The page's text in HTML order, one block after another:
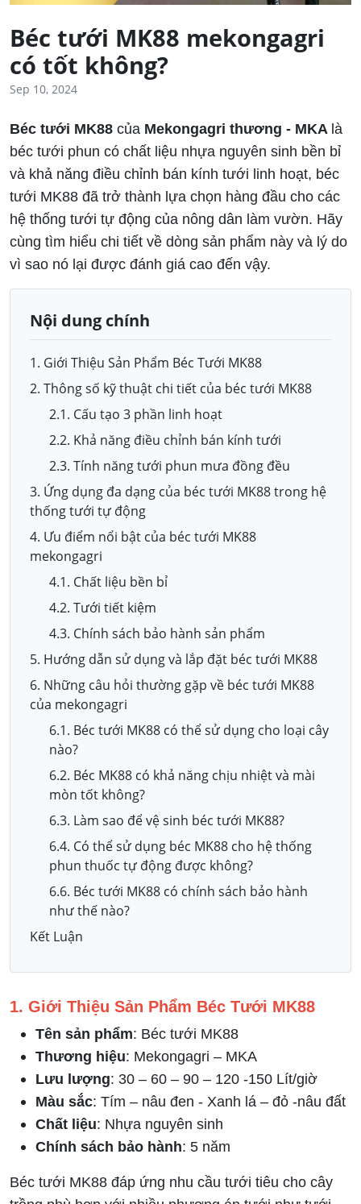
Béc tưới MK88 mekongagri
có tốt không?
Sep 10, 2024
Béc tưới MK88 của Mekongagri thương - MKA là
béc tưới phun có chất liệu nhựa nguyên sinh bền bỉ
và khả năng điều chỉnh bán kính tưới linh hoạt, béc
tưới MK88 đã trở thành lựa chọn hàng đầu cho các
hệ thống tưới tự động của nông dân làm vườn. Hãy
cùng tìm hiểu chi tiết về dòng sản phẩm này và lý do
vì sao nó lại được đánh giá cao đến vậy.
Nội dung chính
1. Giới Thiệu Sản Phẩm Béc Tưới MK88
2. Thông số kỹ thuật chi tiết của béc tưới MK88
2.1. Cấu tạo 3 phần linh hoạt
2.2. Khả năng điều chỉnh bán kính tưới
2.3. Tính năng tưới phun mưa đồng đều
3. Ứng dụng đa dạng của béc tưới MK88 trong hệ
thống tưới tự động
4. Ưu điểm nổi bật của béc tưới MK88
mekongagri
4.1. Chất liệu bền bỉ
4.2. Tưới tiết kiệm
4.3. Chính sách bảo hành sản phẩm
5. Hướng dẫn sử dụng và lắp đặt béc tưới MK88
6. Những câu hỏi thường gặp về béc tưới MK88
của mekongagri
6.1. Béc tưới MK88 có thể sử dụng cho loại cây
nào?
6.2. Béc MK88 có khả năng chịu nhiệt và mài
mòn tốt không?
6.3. Làm sao để vệ sinh béc tưới MK88?
6.4. Có thể sử dụng béc MK88 cho hệ thống
phun thuốc tự động được không?
6.6. Béc tưới MK88 có chính sách bảo hành
như thế nào?
Kết Luận
1. Giới Thiệu Sản Phẩm Béc Tưới MK88
Tên sản phẩm: Béc tưới MK88
Thương hiệu: Mekongagri – MKA
Lưu lượng: 30 – 60 – 90 – 120 -150 Lít/giờ
Màu sắc: Tím – nâu đen - Xanh lá – đỏ -nâu đất
Chất liệu: Nhựa nguyên sinh
Chính sách bảo hành: 5 năm
Béc tưới MK88 đáp ứng nhu cầu tưới tiêu cho cây